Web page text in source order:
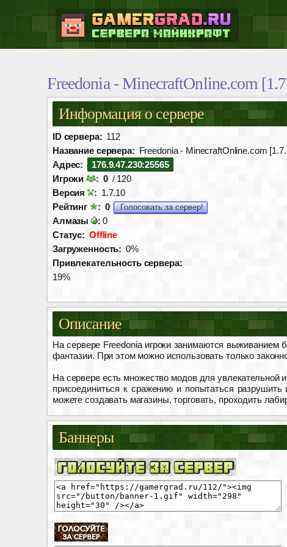
Freedonia - MinecraftOnline.com
Информация о сервере
ID сервера: 112
Название сервера: Freedonia - MinecraftOnline.com
Адрес:
176.9.47.230:25565
Игроки
: 0 / 120
Версия
: 1.7.10
Рейтинг
: 0 Голосовать за сервер!
Алмазы : 0
Статус: Offline
Загруженность: 0%
Привлекательность сервера:
19%
Описание
На сервере Freedonia игроки занимаются выживанием
фантазии. При этом можно использовать только
На сервере есть множество модов для
присоединиться к сражению и попытаться
можете создавать магазины, торговать, проходить
Баннеры